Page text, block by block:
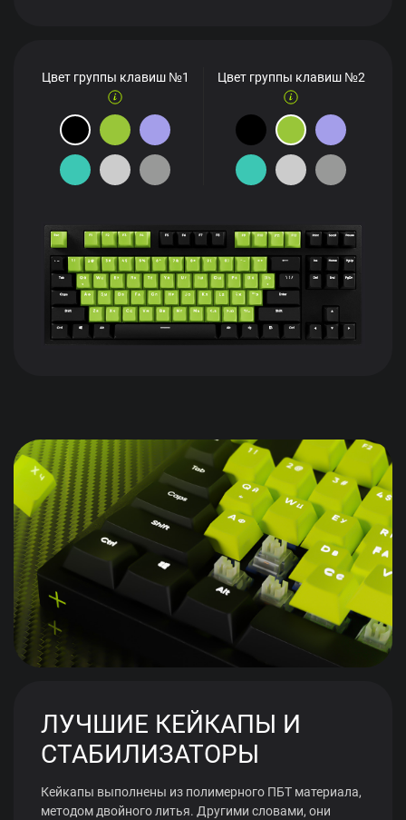
Цвет группы клавиш №1 Цвет группы клавиш №2
ЛУЧШИЕ КЕЙКАПЫ И
СТАБИЛИЗАТОРЫ
Кейкапы выполнены из полимерного ПБТ материала,
методом двойного литья. Другими словами, они